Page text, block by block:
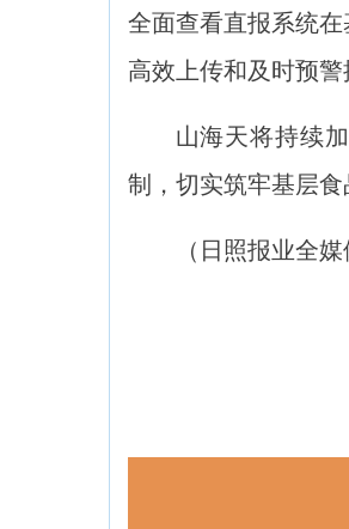
全面查看直报系统
高效上传和及时预
山海天将持续
制，切实筑牢基层
（日照报业全媒